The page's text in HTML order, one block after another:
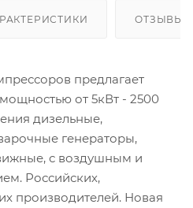
ОТЗЫВЫ
предлагает
от 5кВт - 2500
дизельные,
генераторы,
с воздушным и
Российских,
производителей. Новая